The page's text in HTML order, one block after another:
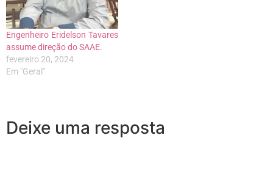
Engenheiro Eridelson Tavares
assume direção do SAAE.
fevereiro 20, 2024
Em "Geral"
Deixe uma resposta